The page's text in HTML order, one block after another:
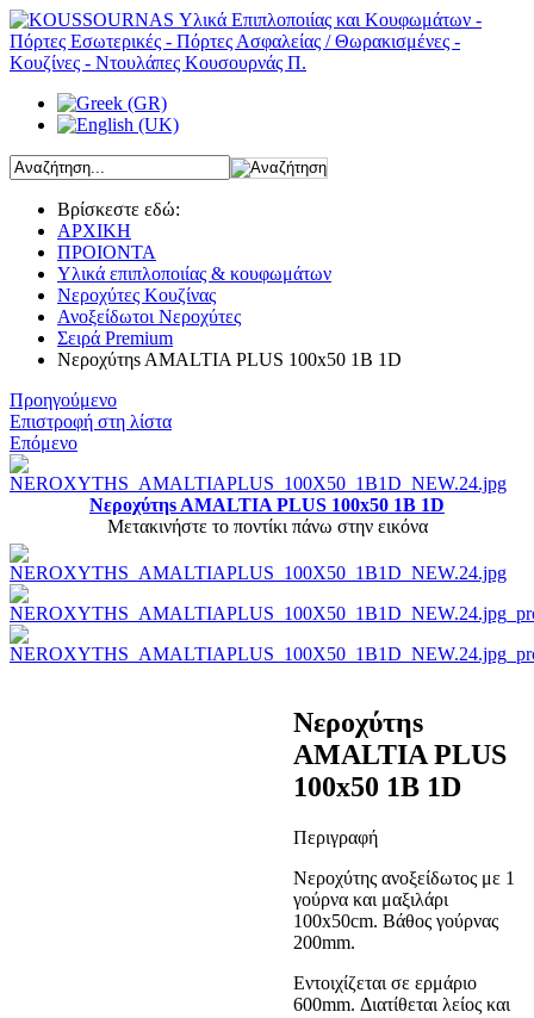
Βρίσκεστε εδώ:
ΑΡΧΙΚΗ
ΠΡΟΙΟΝΤΑ
Υλικά επιπλοποιίας & κουφωμάτων
Νεροχύτες Κουζίνας
Ανοξείδωτοι Νεροχύτες
Σειρά Premium
Νεροχύτηs AMALTIA PLUS 100x50 1B 1D
Προηγούμενο
Επιστροφή στη λίστα
Επόμενο
Νεροχύτηs AMALTIA PLUS 100x50 1B 1D
Μετακινήστε το ποντίκι πάνω στην εικόνα
Νεροχύτηs
AMALTIA PLUS
100x50 1B 1D
Περιγραφή
Νεροχύτης ανοξείδωτος με 1
γούρνα και μαξιλάρι
100x50cm. Βάθος γούρνας
200mm.
Εντοιχίζεται σε ερμάριο
600mm. Διατίθεται λείος και